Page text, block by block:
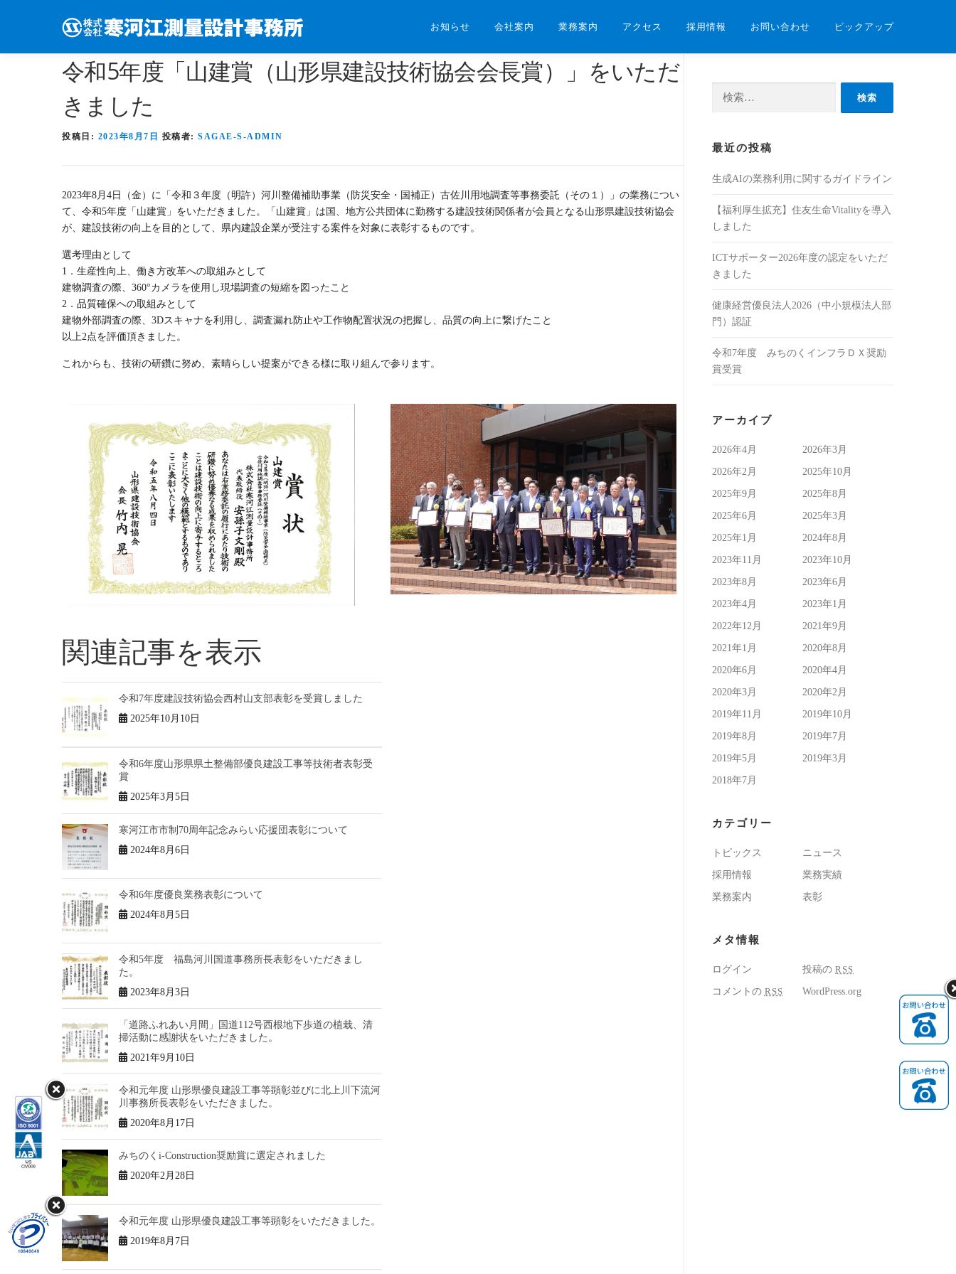
お知らせ
会社案内 業務案内 アクセス 採用情報 お問い合わせ ピックアップ
令和5年度「山建賞（山形県建設技術協会会長賞）」をいただ
きました
投稿日: 2023年8月7日 投稿者: SAGAE-S-ADMIN
2023年8月4日（金）に「令和３年度（明許）河川整備補助事業（防災安全・国補正）古佐川用地調査等事務委託（その１）」の業務につい
て、令和5年度「山建賞」をいただきました。「山建賞」は国、地方公共団体に勤務する建設技術関係者が会員となる山形県建設技術協会
が、建設技術の向上を目的として、県内建設企業が受注する案件を対象に表彰するものです。
選考理由として
1．生産性向上、働き方改革への取組みとして
建物調査の際、360°カメラを使用し現場調査の短縮を図ったこと
2．品質確保への取組みとして
建物外部調査の際、3Dスキャナを利用し、調査漏れ防止や工作物配置状況の把握し、品質の向上に繋げたこと
以上2点を評価頂きました。
これからも、技術の研鑽に努め、素晴らしい提案ができる様に取り組んで参ります。
関連記事を表示
令和7年度建設技術協会西村山支部表彰を受賞しました
2025年10月10日
令和6年度山形県県土整備部優良建設工事等技術者表彰受
賞
2025年3月5日
寒河江市市制70周年記念みらい応援団表彰について
2024年8月6日
令和6年度優良業務表彰について
2024年8月5日
令和5年度 福島河川国道事務所長表彰をいただきまし
た。
2023年8月3日
「道路ふれあい月間」国道112号西根地下歩道の植栽、清
掃活動に感謝状をいただきました。
2021年9月10日
令和元年度 山形県優良建設工事等顕彰並びに北上川下流河
川事務所長表彰をいただきました。
2020年8月17日
みちのくi-Construction奨励賞に選定されました
2020年2月28日
令和元年度 山形県優良建設工事等顕彰をいただきました。
2019年8月7日
検索:
最近の投稿
生成AIの業務利用に関するガイドライン
【福利厚生拡充】住友生命Vitalityを導入
しました
ICTサポーター2026年度の認定をいただ
きました
健康経営優良法人2026（中小規模法人部
門）認証
令和7年度 みちのくインフラＤＸ奨励
賞受賞
アーカイブ
2026年4月 2026年3月
2026年2月 2025年10月
2025年9月 2025年8月
2025年6月 2025年3月
2025年1月 2024年8月
2023年11月 2023年10月
2023年8月 2023年6月
2023年4月 2023年1月
2022年12月 2021年9月
2021年1月 2020年8月
2020年6月 2020年4月
2020年3月 2020年2月
2019年11月 2019年10月
2019年8月 2019年7月
2019年5月 2019年3月
2018年7月
カテゴリー
トピックス ニュース
採用情報 業務実績
業務案内 表彰
メタ情報
ログイン 投稿のRSS
コメントの RSS WordPress.org